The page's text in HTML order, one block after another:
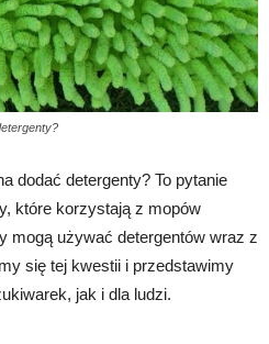
dodać detergenty? To pytanie
które korzystają z mopów
mogą używać detergentów wraz z
się tej kwestii i przedstawimy
jak i dla ludzi.